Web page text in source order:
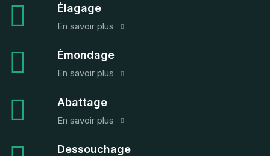
Élagage
En savoir plus
Émondage
En savoir plus
Abattage
En savoir plus
Dessouchage